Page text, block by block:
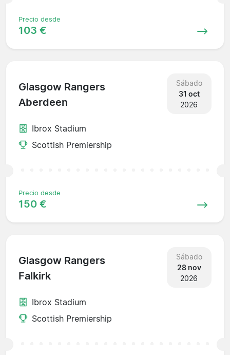
Precio desde
103 €
Glasgow Rangers
Aberdeen
Sábado
31 oct
2026
Ibrox Stadium
Scottish Premiership
Precio desde
150 €
Glasgow Rangers
Falkirk
Sábado
28 nov
2026
Ibrox Stadium
Scottish Premiership